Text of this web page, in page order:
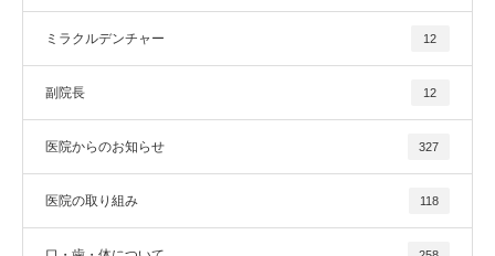
ミラクルデンチャー 12
副院長 12
医院からのお知らせ 327
医院の取り組み 118